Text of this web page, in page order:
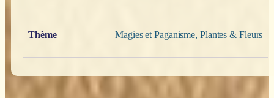
Thème Magies et Paganisme, Plantes & Fleurs